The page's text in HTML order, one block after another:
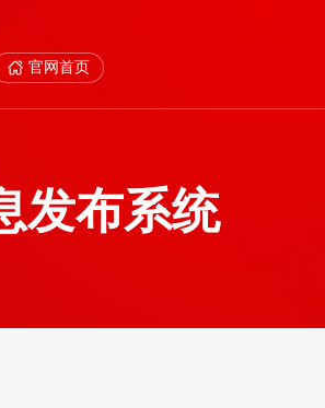
官网首页
发布系统